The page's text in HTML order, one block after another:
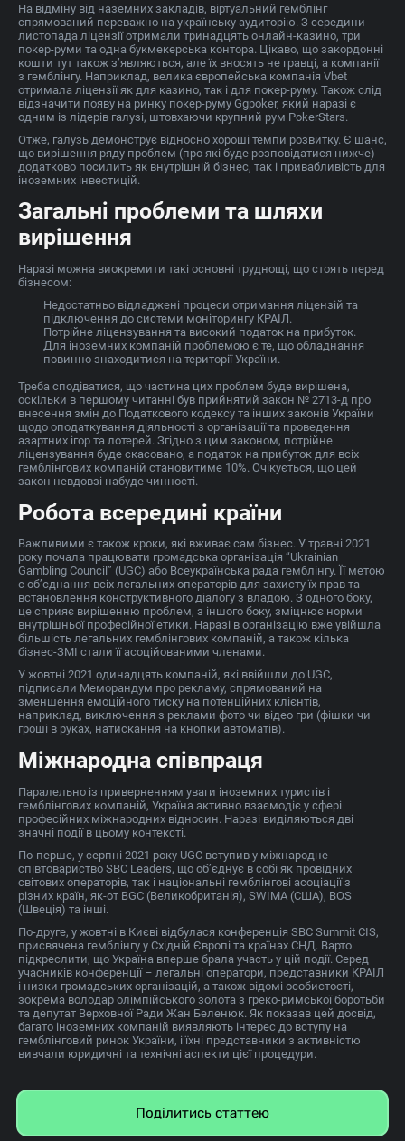
На відміну від наземних закладів, віртуальний гемблінг
спрямований переважно на українську аудиторію. З середини
листопада ліцензії отримали тринадцять онлайн-казино, три
покер-руми та одна букмекерська контора. Цікаво, що закордонні
кошти тут також з’являються, але їх вносять не гравці, а компанії
з гемблінгу. Наприклад, велика європейська компанія Vbet
отримала ліцензії як для казино, так і для покер-руму. Також слід
відзначити появу на ринку покер-руму Ggpoker, який наразі є
одним із лідерів галузі, штовхаючи крупний рум PokerStars.
Отже, галузь демонструє відносно хороші темпи розвитку. Є шанс,
що вирішення ряду проблем (про які буде розповідатися нижче)
додатково посилить як внутрішній бізнес, так і привабливість для
іноземних інвестицій.
Загальні проблеми та шляхи
вирішення
Наразі можна виокремити такі основні труднощі, що стоять перед
бізнесом:
Недостатньо відладжені процеси отримання ліцензій та
підключення до системи моніторингу КРАІЛ.
Потрійне ліцензування та високий податок на прибуток.
Для іноземних компаній проблемою є те, що обладнання
повинно знаходитися на території України.
Треба сподіватися, що частина цих проблем буде вирішена,
оскільки в першому читанні був прийнятий закон № 2713-д про
внесення змін до Податкового кодексу та інших законів України
щодо оподаткування діяльності з організації та проведення
азартних ігор та лотерей. Згідно з цим законом, потрійне
ліцензування буде скасовано, а податок на прибуток для всіх
гемблінгових компаній становитиме 10%. Очікується, що цей
закон невдовзі набуде чинності.
Робота всередині країни
Важливими є також кроки, які вживає сам бізнес. У травні 2021
року почала працювати громадська організація “Ukrainian
Gambling Council” (UGC) або Всеукраїнська рада гемблінгу. Її метою
є об’єднання всіх легальних операторів для захисту їх прав та
встановлення конструктивного діалогу з владою. З одного боку,
це сприяє вирішенню проблем, з іншого боку, зміцнює норми
внутрішньої професійної етики. Наразі в організацію вже увійшла
більшість легальних гемблінгових компаній, а також кілька
бізнес-ЗМІ стали її асоційованими членами.
У жовтні 2021 одинадцять компаній, які ввійшли до UGC,
підписали Меморандум про рекламу, спрямований на
зменшення емоційного тиску на потенційних клієнтів,
наприклад, виключення з реклами фото чи відео гри (фішки чи
гроші в руках, натискання на кнопки автоматів).
Міжнародна співпраця
Паралельно із приверненням уваги іноземних туристів і
гемблінгових компаній, Україна активно взаємодіє у сфері
професійних міжнародних відносин. Наразі виділяються дві
значні події в цьому контексті.
По-перше, у серпні 2021 року UGC вступив у міжнародне
співтовариство SBC Leaders, що об’єднує в собі як провідних
світових операторів, так і національні гемблінгові асоціації з
різних країн, як-от BGC (Великобританія), SWIMA (США), BOS
(Швеція) та інші.
По-друге, у жовтні в Києві відбулася конференція SBC Summit CIS,
присвячена гемблінгу у Східній Європі та країнах СНД. Варто
підкреслити, що Україна вперше брала участь у цій події. Серед
учасників конференції – легальні оператори, представники КРАІЛ
і низки громадських організацій, а також відомі особистості,
зокрема володар олімпійського золота з греко-римської боротьби
та депутат Верховної Ради Жан Беленюк. Як показав цей досвід,
багато іноземних компаній виявляють інтерес до вступу на
гемблінговий ринок України, і їхні представники з активністю
вивчали юридичні та технічні аспекти цієї процедури.
Поділитись статтею